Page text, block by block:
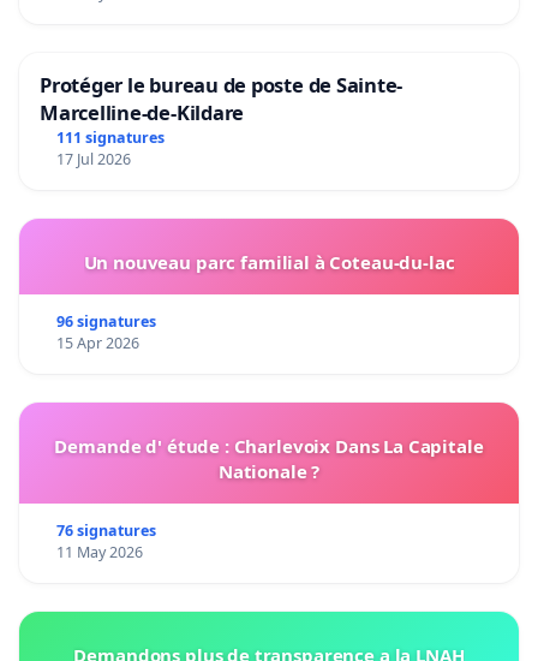
Protéger le bureau de poste de Sainte-
Marcelline-de-Kildare
111 signatures
17 Jul 2026
Un nouveau parc familial à Coteau-du-lac
96 signatures
15 Apr 2026
Demande d' étude : Charlevoix Dans La Capitale
Nationale ?
76 signatures
11 May 2026
Demandons plus de transparence a la LNAH